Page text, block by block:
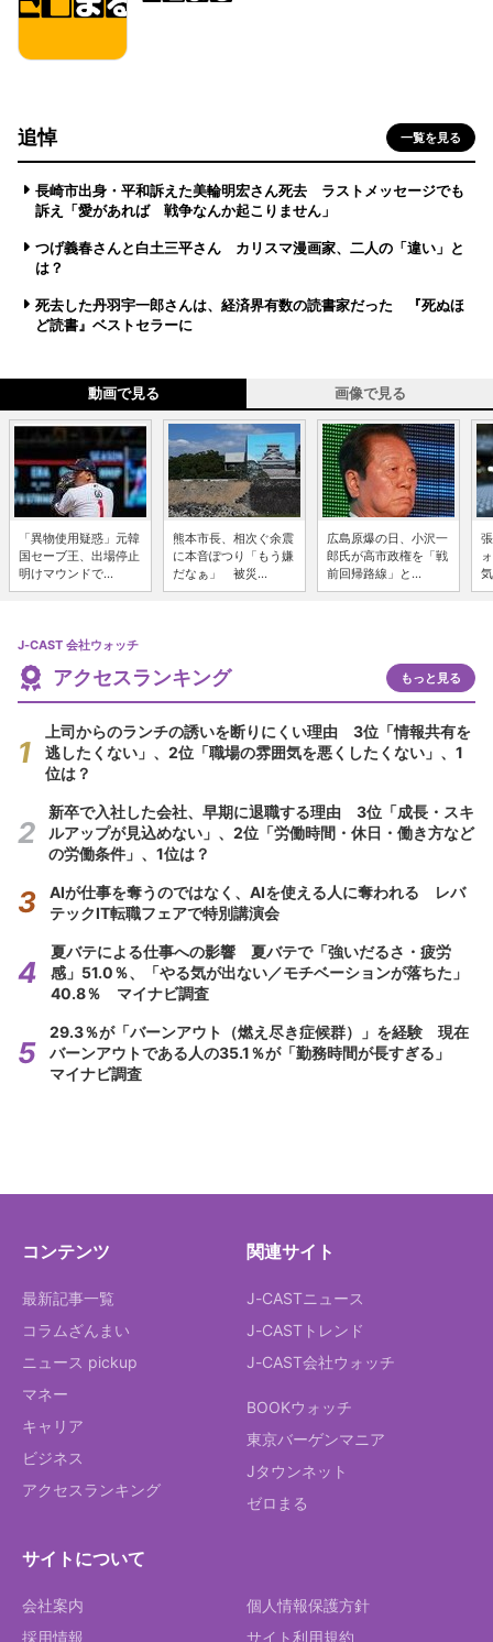
追悼 一覧を見る
長崎市出身・平和訴えた美輪明宏さん死去 ラストメッセージでも
訴え「愛があれば 戦争なんか起こりません」
つげ義春さんと白土三平さん カリスマ漫画家、二人の「違い」と
は？
死去した丹羽宇一郎さんは、経済界有数の読書家だった 『死ぬほ
ど読書』ベストセラーに
動画で見る 画像で見る
「異物使用疑惑」元韓
国セーブ王、出場停止
明けマウンドで...
熊本市長、相次ぐ余震
に本音ぽつり「もう嫌
だなぁ」 被災...
広島原爆の日、小沢一
郎氏が高市政権を「戦
前回帰路線」と...
J-CAST 会社ウォッチ
アクセスランキング もっと見る
上司からのランチの誘いを断りにくい理由 3位「情報共有を
逃したくない」、2位「職場の雰囲気を悪くしたくない」、1
位は？
新卒で入社した会社、早期に退職する理由 3位「成長・スキ
ルアップが見込めない」、2位「労働時間・休日・働き方など
の労働条件」、1位は？
AIが仕事を奪うのではなく、AIを使える人に奪われる レバ
テックIT転職フェアで特別講演会
夏バテによる仕事への影響 夏バテで「強いだるさ・疲労
感」51.0％、「やる気が出ない／モチベーションが落ちた」
40.8％ マイナビ調査
29.3％が「バーンアウト（燃え尽き症候群）」を経験 現在
バーンアウトである人の35.1％が「勤務時間が長すぎる」
マイナビ調査
コンテンツ
最新記事一覧
コラムざんまい
ニュース pickup
マネー
キャリア
ビジネス
アクセスランキング
関連サイト
J-CASTニュース
J-CASTトレンド
J-CAST会社ウォッチ
BOOKウォッチ
東京バーゲンマニア
Jタウンネット
ゼロまる
サイトについて
会社案内
採用情報
個人情報保護方針
サイト利用規約